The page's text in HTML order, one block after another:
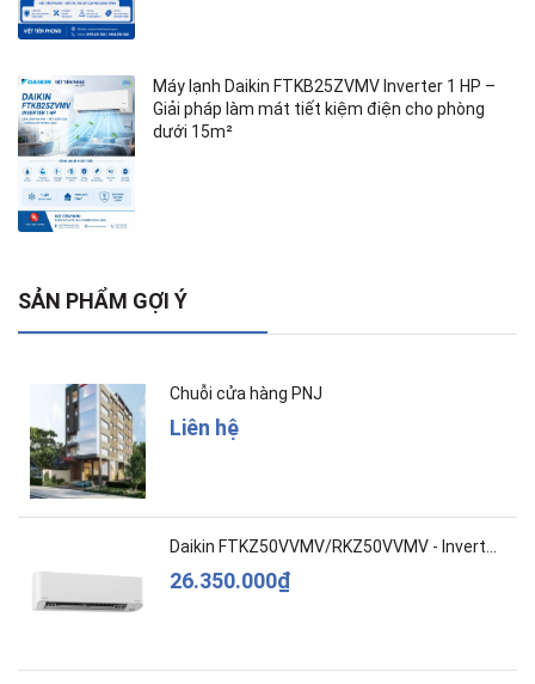
Máy lạnh Daikin FTKB25ZVMV Inverter 1 HP –
Giải pháp làm mát tiết kiệm điện cho phòng
dưới 15m²
SẢN PHẨM GỢI Ý
Chuỗi cửa hàng PNJ
Liên hệ
26.350.000₫